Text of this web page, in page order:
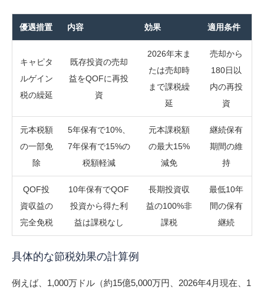
優遇措置 内容 効果 適用条件
キャピタ
ルゲイン
税の繰延
既存投資の売却
益をQOFに再投
資
2026年末ま
たは売却時
まで課税繰
延
売却から
180日以
内の再投
資
元本税額
の一部免
除
5年保有で10%、
7年保有で15%の
税額軽減
元本課税額
の最大15%
減免
継続保有
期間の維
持
QOF投
資収益の
完全免税
10年保有でQOF
投資から得た利
益は課税なし
長期投資収
益の100%非
課税
最低10年
間の保有
継続
具体的な節税効果の計算例
例えば、1,000万ドル（約15億5,000万円、2026年4月現在、1